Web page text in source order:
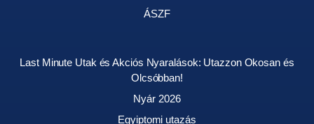
ÁSZF
Last Minute Utak és Akciós Nyaralások: Utazzon Okosan és
Olcsóbban!
Nyár 2026
Egyiptomi utazás